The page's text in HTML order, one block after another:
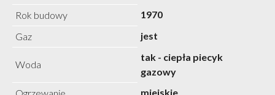
Rok budowy
1970
Gaz
jest
Woda
tak - ciepła piecyk
gazowy
Ogrzewanie
miejskie